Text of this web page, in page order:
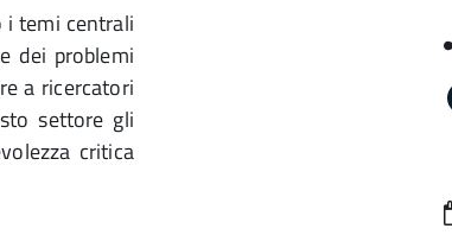
i temi centrali
dei problemi
a ricercatori
settore gli
critica